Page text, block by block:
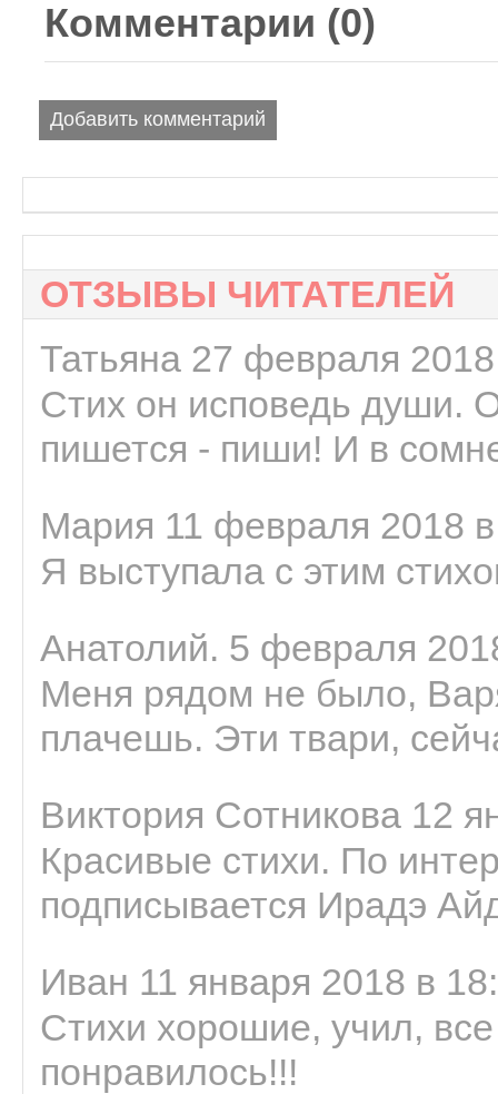
Комментарии (0)
Добавить комментарий
ОТЗЫВЫ ЧИТАТЕЛЕЙ
Татьяна 27 февраля
Стих он исповедь души.
пишется - пиши! И в
Мария 11 февраля 2018
Я выступала с этим
Анатолий. 5 февраля
Меня рядом не было,
плачешь. Эти твари,
Виктория Сотникова 12
Красивые стихи. По
подписывается Ирадэ
Иван 11 января 2018 в
Стихи хорошие, учил,
понравилось!!!